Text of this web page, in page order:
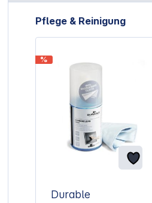
Artikelgalerie überspringen
Pflege & Reinigung
%
Durable